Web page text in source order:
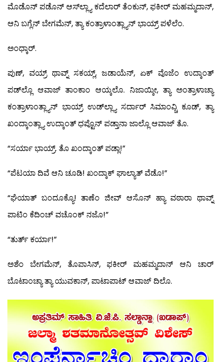
ಮೊಡೊನ್ ಪಡೊನ್ ಆಸ್‍ಲ್ಲ್ಯಾ ಕದೆಲಾರ್ ತೆಂಕುನ್, ಫಕೀರ್ ಮಹಮ್ಮದಾನ್,
ಆನಿ ಬಗ್ಲೆನ್ ಬೇಗಮೆನ್, ತ್ಯಾ ಕಂತ್ರಾಳಾಂತ್ಲ್ಯಾನ್ ಭಾಯ್ರ್ ಪಳೆಲೆಂ.
ಅಂಧ್ಕಾರ್.
ಪುಣ್, ವಯ್ರ್ ಥಾವ್ನ್ ಸಕಯ್ಲ್, ಜಡಾಯೆನ್, ಏಕ್ ವೊಜೆಂ ಉದ್ಕಾಂತ್
ಪಡ್‍ಲ್ಲೊ ಆವಾಜ್ ತಾಂಕಾಂ ಆಯ್ಕಲೊ. ನಿಜಾಯ್ಕೀ, ತ್ಯಾ ಅಂತ್ರಾಳಾಚ್ಯಾ
ಕಂತ್ರಾಳಾಂತ್ಲ್ಯಾನ್ ಭಾಯ್ರ್ ಉಡ್‍ಲ್ಲ್ಯಾ ಸರ್ದಾರ್ ಸಿಮಾಂವ್ಚಿ ಕೂಡ್, ತ್ಯಾ
ಖಂದ್ಕಾಂತ್ಲ್ಯಾ ಉದ್ಕಾಂತ್ ಧಪ್ಟೊನ್ ಪಡ್ತಾನಾ ಜಾಲ್ಲೊ ಆವಾಜ್ ತೊ.
“ಸರ್ಯಾ ಭಾಯ್ರ್. ತೊ ಖಂದ್ಕಾಂತ್ ಪಡ್ಲಾ!”
“ಪೆಟಯಾ ದಿವೆ ಆನಿ ಚೂಡಿ! ಖಂದ್ಕಾಕ್ ಘಾಲ್ಯಾತ್ ವೆಡೊ!”
“ಘೆಯಾತ್ ಬಂದೂಕ್ಯೊ! ತಾಣೆಂ ಜೀವ್ ಆಸೊನ್ ಹ್ಯಾ ವಠಾರಾ ಥಾವ್ನ್
ಪಾಟಿಂ ಕೆದಿಂಚ್ ವಚೊಂಕ್ ನಜೊ!”
“ತುರ್ತ್ ಕರ್ಯಾ!”
ಅಶೆಂ ಬೇಗಮೆನ್, ತೊಪಾಸಿನ್, ಫಕೀರ್ ಮಹಮ್ಮದಾನ್ ಆನಿ ಚಾರ್
ಬೊಟಾಂಚ್ಯಾ ತ್ಯಾ ಯುವಕಾನ್, ಪಾಟಾಪಾಟ್ ಆವಾಜ್ ದಿಲೊ.